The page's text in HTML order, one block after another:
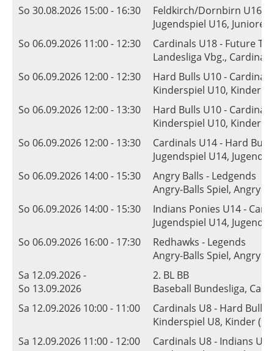
So 30.08.2026 15:00 - 16:30
Feldkirch/Dornbirn U16
Jugendspiel U16,
So 06.09.2026 11:00 - 12:30
Cardinals U18 - Future
Landesliga Vbg.,
So 06.09.2026 12:00 - 12:30
Hard Bulls U10 -
Kinderspiel U10, Kinder
So 06.09.2026 12:00 - 13:30
Hard Bulls U10 -
Kinderspiel U10, Kinder
So 06.09.2026 12:00 - 13:30
Cardinals U14 - Hard
Jugendspiel U14, Jugend
So 06.09.2026 14:00 - 15:30
Angry Balls - Ledgends
Angry-Balls Spiel, Angry
So 06.09.2026 14:00 - 15:30
Indians Ponies U14 -
Jugendspiel U14, Jugend
So 06.09.2026 16:00 - 17:30
Redhawks - Legends
Angry-Balls Spiel, Angry
Sa 12.09.2026 -
So 13.09.2026
2. BL BB
Baseball Bundesliga,
Sa 12.09.2026 10:00 - 11:00
Cardinals U8 - Hard Bulls
Kinderspiel U8, Kinder
Sa 12.09.2026 11:00 - 12:00
Cardinals U8 - Indians U8